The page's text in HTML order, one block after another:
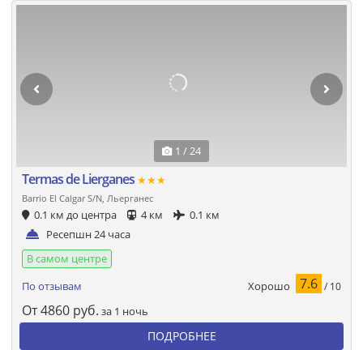
1 / 24
Termas de Lierganes ★★★
Barrio El Calgar S/N, Льерганес
0.1 км до центра 4 км
0.1 км
Ресепшн 24 часа
В самом центре
По отзывам
Хорошо 7.6 / 10
От4860 руб. за 1 ночь
ПОДРОБНЕЕ